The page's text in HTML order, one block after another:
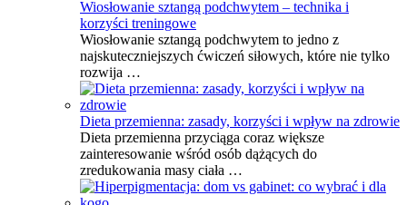
Wiosłowanie sztangą podchwytem – technika i
korzyści treningowe
Wiosłowanie sztangą podchwytem to jedno z
najskuteczniejszych ćwiczeń siłowych, które nie tylko
rozwija …
Dieta przemienna: zasady, korzyści i wpływ na zdrowie
Dieta przemienna przyciąga coraz większe
zainteresowanie wśród osób dążących do
zredukowania masy ciała …